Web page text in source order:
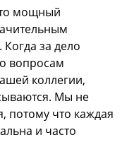
мощный
за дело
вопросам
коллегии,
Мы не
потому что каждая
и часто